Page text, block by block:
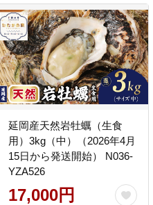
延岡産天然岩牡蠣（生食
用）3kg（中）（2026年4月
15日から発送開始） N036-
YZA526
17,000円